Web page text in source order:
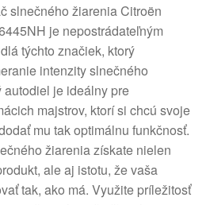
slnečného žiarenia Citroën
je nepostrádateľným
týchto značiek, ktorý
intenzity slnečného
autodiel je ideálny pre
majstrov, ktorí si chcú svoje
mu tak optimálnu funkčnosť.
žiarenia získate nielen
ale aj istotu, že vaša
tak, ako má. Využite príležitosť